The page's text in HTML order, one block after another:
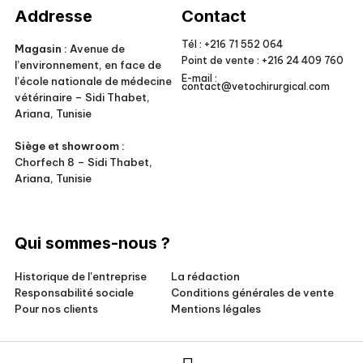
Addresse
Magasin : Avenue de
l’environnement, en face de
l’école nationale de médecine
vétérinaire – Sidi Thabet,
Ariana, Tunisie
Siège et showroom :
Chorfech 8 – Sidi Thabet,
Ariana, Tunisie
Contact
Tél : +216 71 552 064
Point de vente : +216 24 409 760
E-mail :
contact@vetochirurgical.com
Qui sommes-nous ?
Historique de l'entreprise
Responsabilité sociale
Pour nos clients
La rédaction
Conditions générales de vente
Mentions légales